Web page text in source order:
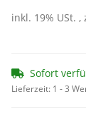
inkl. 19% USt. ,
Sofort
Lieferzeit: 1 - 3